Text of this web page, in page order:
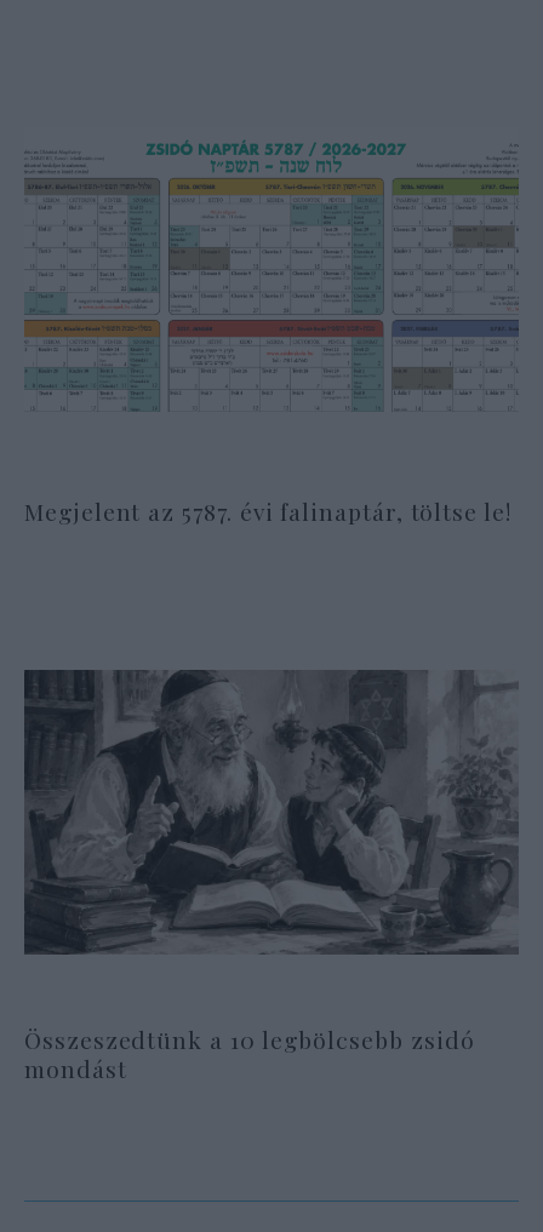
Megjelent az 5787. évi falinaptár, töltse le!
Összeszedtünk a 10 legbölcsebb zsidó
mondást